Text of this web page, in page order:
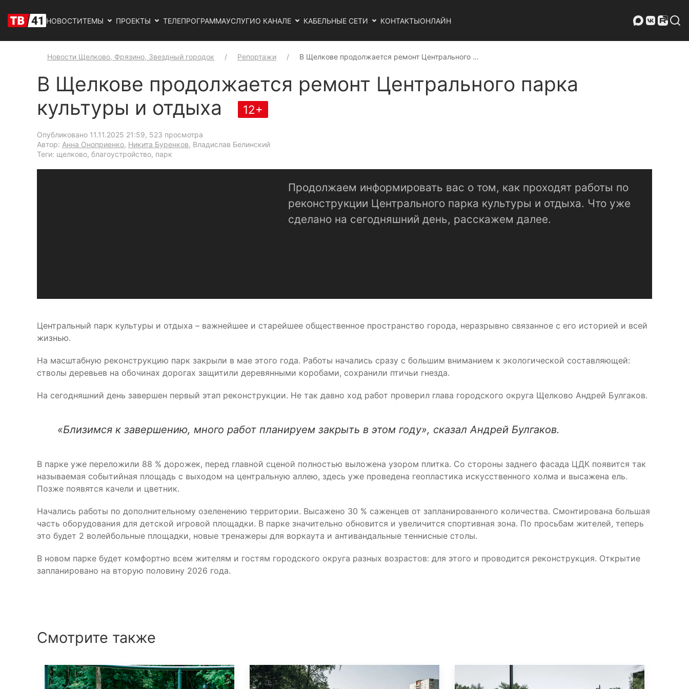
НОВОСТИТЕМЫ ПРОЕКТЫ ТЕЛЕПРОГРАММАУСЛУГИО КАНАЛЕ КАБЕЛЬНЫЕ СЕТИ КОНТАКТЫОНЛАЙН
Новости Щелково, Фрязино, Звездный городок Репортажи В Щелкове продолжается ремонт Центрального …
В Щелкове продолжается ремонт Центрального парка
культуры и отдыха
12+
Опубликовано 11.11.2025 21:59, 523 просмотра
Автор: Анна Оноприенко, Никита Буренков, Владислав Белинский
Теги: щелково, благоустройство, парк
Продолжаем информировать вас о том, как проходят работы по
реконструкции Центрального парка культуры и отдыха. Что уже
сделано на сегодняшний день, расскажем далее.
Центральный парк культуры и отдыха – важнейшее и старейшее общественное пространство города, неразрывно связанное с его историей и всей
жизнью.
На масштабную реконструкцию парк закрыли в мае этого года. Работы начались сразу с большим вниманием к экологической составляющей:
стволы деревьев на обочинах дорогах защитили деревянными коробами, сохранили птичьи гнезда.
На сегодняшний день завершен первый этап реконструкции. Не так давно ход работ проверил глава городского округа Щелково Андрей Булгаков.
«Близимся к завершению, много работ планируем закрыть в этом году», сказал Андрей Булгаков.
В парке уже переложили 88 % дорожек, перед главной сценой полностью выложена узором плитка. Со стороны заднего фасада ЦДК появится так
называемая событийная площадь с выходом на центральную аллею, здесь уже проведена геопластика искусственного холма и высажена ель.
Позже появятся качели и цветник.
Начались работы по дополнительному озеленению территории. Высажено 30 % саженцев от запланированного количества. Смонтирована большая
часть оборудования для детской игровой площадки. В парке значительно обновится и увеличится спортивная зона. По просьбам жителей, теперь
это будет 2 волейбольные площадки, новые тренажеры для воркаута и антивандальные теннисные столы.
В новом парке будет комфортно всем жителям и гостям городского округа разных возрастов: для этого и проводится реконструкция. Открытие
запланировано на вторую половину 2026 года.
Смотрите также